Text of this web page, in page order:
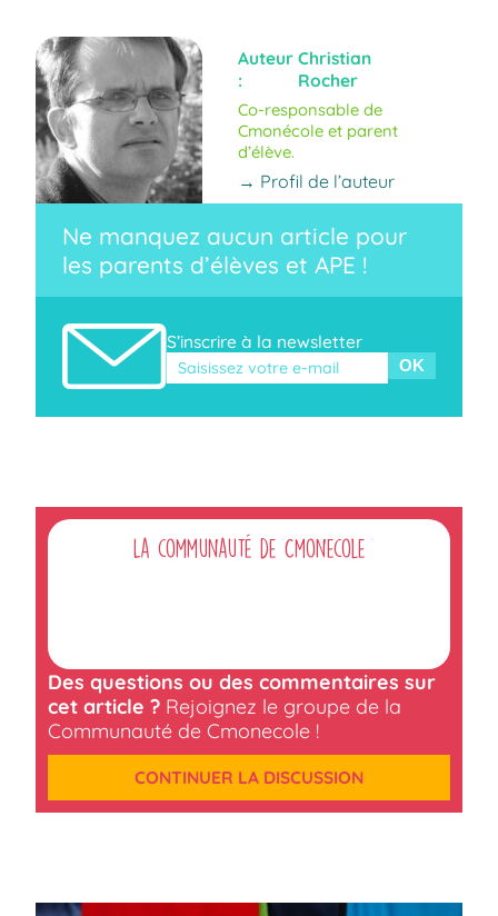
Auteur
:
Christian
Rocher
Co-responsable de
Cmonécole et parent
d’élève.
→ Profil de l’auteur
Ne manquez aucun article pour
les parents d’élèves et APE !
S’inscrire à la newsletter
Veuillez laisser ce champ vide.
La communauté de Cmonecole
Des questions ou des commentaires sur
cet article ?Rejoignez le groupe de la
Communauté de Cmonecole !
CONTINUER LA DISCUSSION